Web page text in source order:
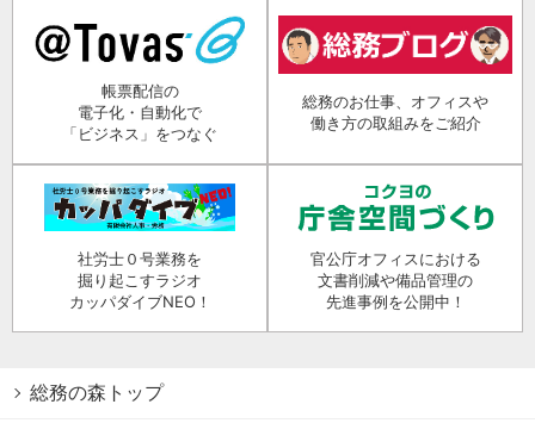
帳票配信の
電子化・自動化で
「ビジネス」をつなぐ
総務のお仕事、オフィスや
働き方の取組みをご紹介
社労士０号業務を
掘り起こすラジオ
カッパダイブNEO！
官公庁オフィスにおける
文書削減や備品管理の
先進事例を公開中！
総務の森トップ